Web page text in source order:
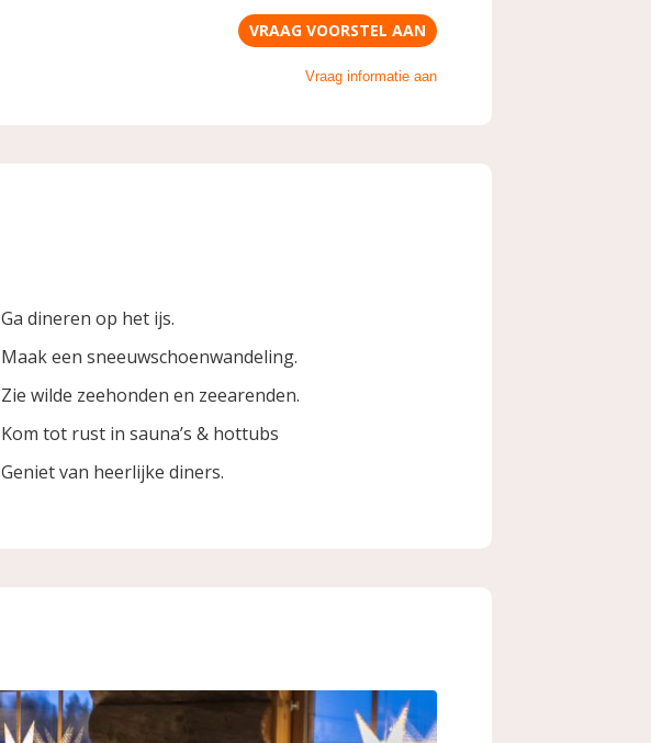
VRAAG VOORSTEL AAN
Vraag informatie aan
Ga dineren op het ijs.
Maak een sneeuwschoenwandeling.
Zie wilde zeehonden en zeearenden.
Kom tot rust in sauna’s & hottubs
Geniet van heerlijke diners.